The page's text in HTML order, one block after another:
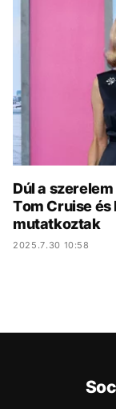
Dúl a
Tom Cruise
mutatkoztak
2025.7.30 10:58